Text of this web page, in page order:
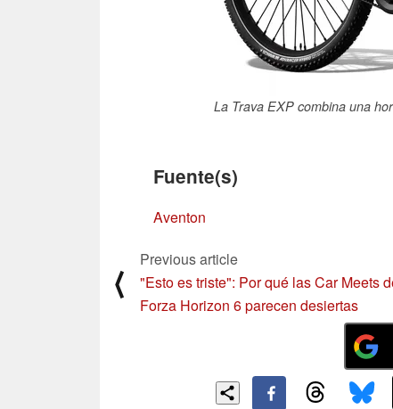
La Trava EXP combina una
Fuente(s)
Aventon
⟨
Previous article
"Esto es triste": Por qué las Car Meets
Forza Horizon 6 parecen desiertas